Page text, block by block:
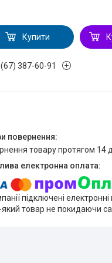
Купити
387-60-91
товару протягом 14
підключені
товар не покидаючи